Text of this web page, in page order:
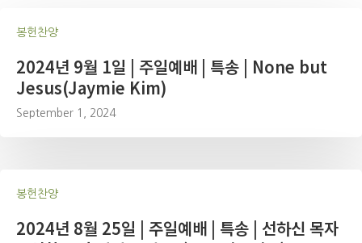
봉헌찬양
2024년 9월 1일 | 주일예배 | 특송 | None but
Jesus(Jaymie Kim)
September 1, 2024
봉헌찬양
2024년 8월 25일 | 주일예배 | 특송 | 선하신 목자